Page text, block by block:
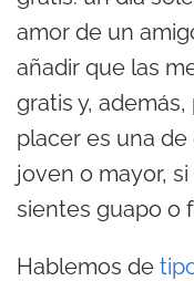
amor de un
añadir que las
gratis y,
placer es una
joven o mayor,
sientes guapo o
Hablemos de